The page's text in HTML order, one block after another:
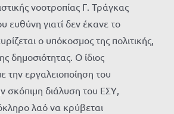
νοοτροπίας Γ. Τράγκας
ευθύνη γιατί δεν έκανε το
ο υπόκοσμος της πολιτικής,
δημοσιότητας. Ο ίδιος
την εργαλειοποίηση του
σκόπιμη διάλυση του ΕΣΥ,
λαό να κρύβεται